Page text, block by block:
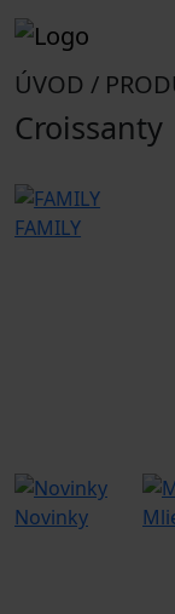
ÚVOD /
Croissanty
FAMILY
Novinky